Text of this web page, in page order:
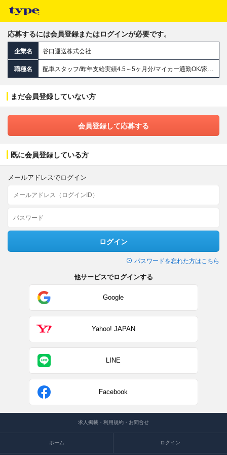
応募するには会員登録またはログインが必要です。
企業名 谷口運送株式会社
職種名 配車スタッフ/昨年支給実績4.5～5ヶ月分/マイカー通勤OK/家族手当あり/17時定時/リフレッシュ休暇あり
まだ会員登録していない方
会員登録して応募する
既に会員登録している方
メールアドレスでログイン
ログイン
パスワードを忘れた方はこちら
他サービスでログインする
Google
Yahoo! JAPAN
LINE
Facebook
求人掲載・利用規約・お問合せ
ホーム ログイン